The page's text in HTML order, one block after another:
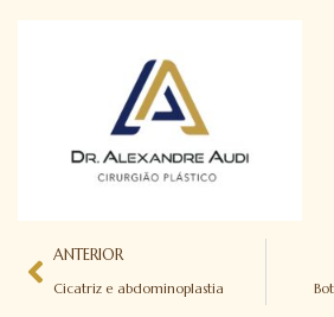
ANTERIOR
Cicatriz e abdominoplastia